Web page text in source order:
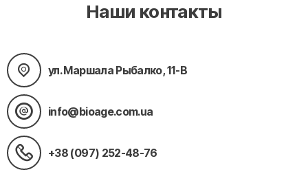
Наши контакты
ул. Маршала Рыбалко, 11-В
info@bioage.com.ua
+38 (097) 252-48-76